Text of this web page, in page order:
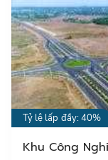
Tỷ lệ lấp đầy: 40%
Khu Công